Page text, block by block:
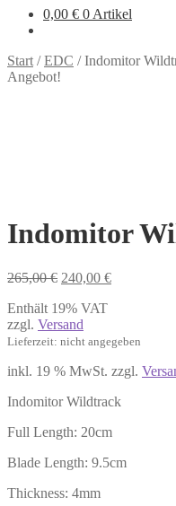
0,00 € 0 Artikel
Start /EDC /Indomitor
Angebot!
Indomitor
265,00€ Ursprünglicher
war:
265,00 €
240,00 €Aktueller
Enthält 19% VAT
zzgl. Versand
Lieferzeit: nicht angegeben
inkl. 19 % MwSt. zzgl.
Indomitor Wildtrack
Full Length: 20cm
Blade Length: 9.5cm
Thickness: 4mm